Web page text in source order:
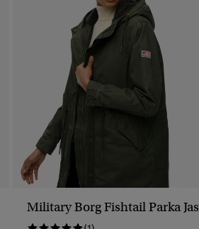
Military Borg Fishtail Parka Jas